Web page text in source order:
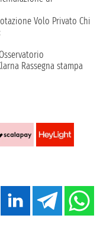
Volo Privato Chi
Rassegna stampa